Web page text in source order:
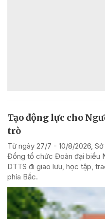
Tạo động lực cho
trò
Từ ngày 27/7 - 10/8/2026,
Đồng tổ chức Đoàn đại biểu
DTTS đi giao lưu, học tập,
phía Bắc.